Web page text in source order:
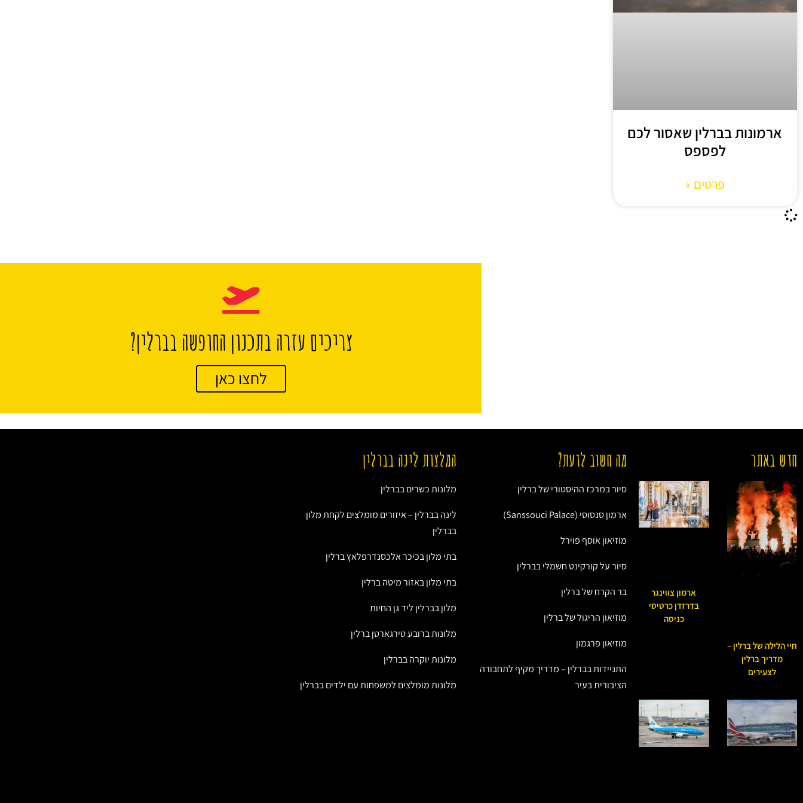
ארמונות בברלין שאסור לכם
לפספס
פרטים »
צריכים עזרה בתכנון החופשה בברלין?
לחצו כאן
חדש באתר
חיי הלילה של ברלין –
מדריך ברלין
לצעירים
ארמון צווינגר
בדרזדן כרטיסי
כניסה
מה חשוב לדעת?
סיור במרכז ההיסטורי של ברלין
ארמון סנסוסי (Sanssouci Palace)
מוזיאון אוסף פוירל
סיור על קורקינט חשמלי בברלין
בר הקרח של ברלין
מוזיאון הריגול של ברלין
מוזיאון פרגמון
התניידות בברלין – מדריך מקיף לתחבורה
הציבורית בעיר
המלצות לינה בברלין
מלונות כשרים בברלין
לינה בברלין – איזורים מומלצים לקחת מלון
בברלין
בתי מלון בכיכר אלכסנדרפלאץ ברלין
בתי מלון באזור מיטה ברלין
מלון בברלין ליד גן החיות
מלונות ברובע טירגארטן ברלין
מלונות יוקרה בברלין
מלונות מומלצים למשפחות עם ילדים בברלין